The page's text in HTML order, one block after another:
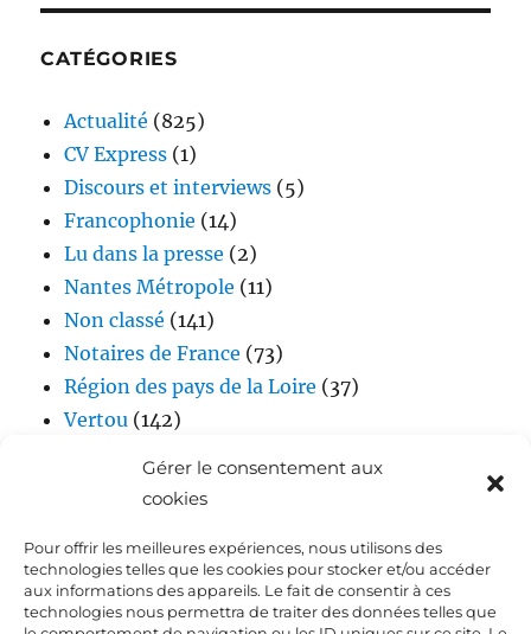
Gérer le consentement aux
cookies
Pour offrir les meilleures expériences, nous utilisons des
technologies telles que les cookies pour stocker et/ou accéder
aux informations des appareils. Le fait de consentir à ces
technologies nous permettra de traiter des données telles que
CATÉGORIES
Actualité (825)
CV Express (1)
Discours et interviews (5)
Francophonie (14)
Lu dans la presse (2)
Nantes Métropole (11)
Non classé (141)
Notaires de France (73)
Région des pays de la Loire (37)
Vertou (142)